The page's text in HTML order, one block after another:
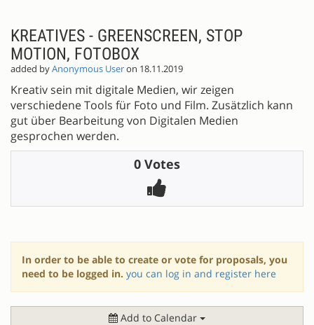
KREATIVES - GREENSCREEN, STOP
MOTION, FOTOBOX
added byAnonymous Useron 18.11.2019
Kreativ sein mit digitale Medien, wir zeigen
verschiedene Tools für Foto und Film. Zusätzlich kann
gut über Bearbeitung von Digitalen Medien
gesprochen werden.
0 Votes
In order to be able to create or vote for proposals, you
need to be logged in. you can log in and register here
Add to Calendar